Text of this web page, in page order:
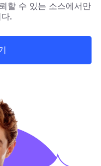
할 수 있는 소스에서만
.